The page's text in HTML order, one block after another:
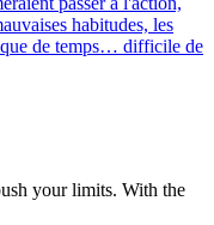
habitudes, les
de temps… difficile de
your limits. With the